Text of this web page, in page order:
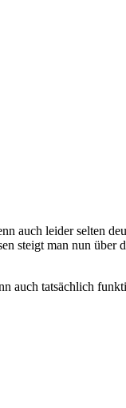
auch leider selten
steigt man nun
auch tatsächlich